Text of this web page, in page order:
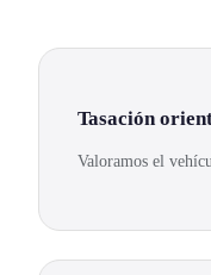
Tasación
Valoramos el